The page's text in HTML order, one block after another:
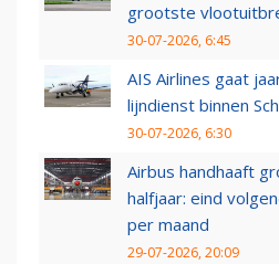
grootste
30-07-2026, 6:45
AIS Airlines gaat
lijndienst binnen
30-07-2026, 6:30
Airbus handhaaft
halfjaar: eind
per maand
29-07-2026, 20:09